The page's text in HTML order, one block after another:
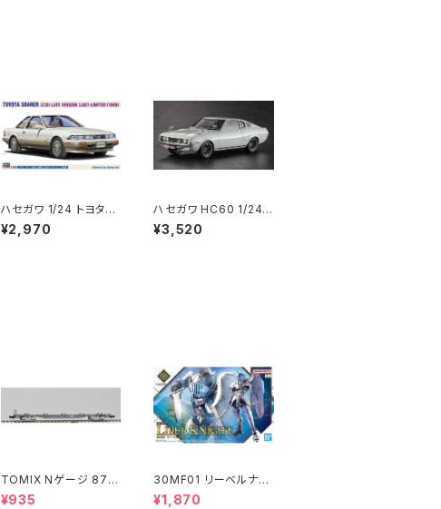
ハセガワ 1/24 トヨタソ
アラ(Z20)後期型3.0G
T-リミテッド(1989) 21
¥2,970
ハセガワ HC60 1/24
トヨタ セリカ LB 1600
GT 車 プラモ（新品 在
¥3,520
TOMIX Nゲージ 871
8 コキ107 (増備型・コ
¥935
30MF01 リーベルナイ
ト プラモデル（新品 在
¥1,870